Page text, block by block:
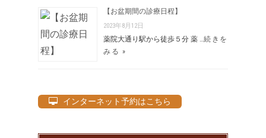
【お盆期間の診療日程】
2023年8月12日
薬院大通り駅から徒歩５分 薬 …続きを
みる »
インターネット予約はこちら